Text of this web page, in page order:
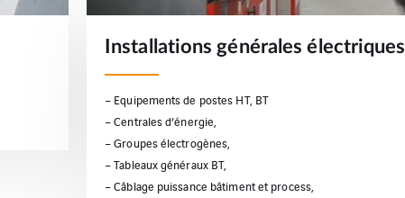
Installations générales électriques
– Equipements de postes HT, BT
– Centrales d’énergie,
– Groupes électrogènes,
– Tableaux généraux BT,
– Câblage puissance bâtiment et process,